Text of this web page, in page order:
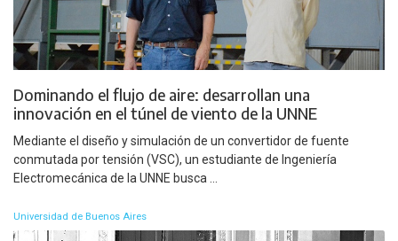
Dominando el flujo de aire: desarrollan una
innovación en el túnel de viento de la UNNE
Mediante el diseño y simulación de un convertidor de fuente
conmutada por tensión (VSC), un estudiante de Ingeniería
Electromecánica de la UNNE busca ...
Universidad de Buenos Aires